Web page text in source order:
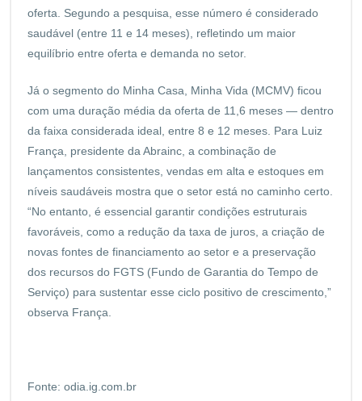
oferta. Segundo a pesquisa, esse número é considerado
saudável (entre 11 e 14 meses), refletindo um maior
equilíbrio entre oferta e demanda no setor.
Já o segmento do Minha Casa, Minha Vida (MCMV) ficou
com uma duração média da oferta de 11,6 meses — dentro
da faixa considerada ideal, entre 8 e 12 meses. Para Luiz
França, presidente da Abrainc, a combinação de
lançamentos consistentes, vendas em alta e estoques em
níveis saudáveis mostra que o setor está no caminho certo.
“No entanto, é essencial garantir condições estruturais
favoráveis, como a redução da taxa de juros, a criação de
novas fontes de financiamento ao setor e a preservação
dos recursos do FGTS (Fundo de Garantia do Tempo de
Serviço) para sustentar esse ciclo positivo de crescimento,”
observa França.
Fonte: odia.ig.com.br